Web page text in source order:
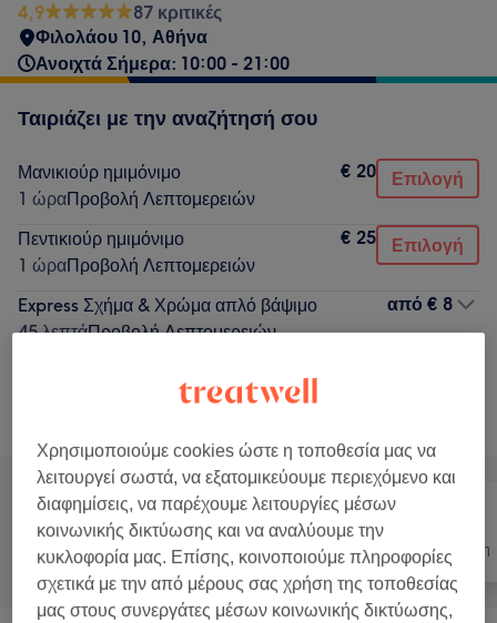
4,9
87 κριτικές
Φιλολάου 10, Αθήνα
Ανοιχτά Σήμερα: 10:00 - 21:00
Ταιριάζει με την αναζήτησή σου
Μανικιούρ ημιμόνιμο
1 ώραΠροβολή Λεπτομερειών
€ 20 Επιλογή
Πεντικιούρ ημιμόνιμο
1 ώραΠροβολή Λεπτομερειών
€ 25 Επιλογή
Express Σχήμα & Χρώμα απλό βάψιμο
45 λεπτάΠροβολή Λεπτομερειών
από € 8
Δεν ήταν αυτό που έψαχνες;
Όλα Νύχια Αποτρίχωση
Χρησιμοποιούμε cookies ώστε η τοποθεσία μας να
λειτουργεί σωστά, να εξατομικεύουμε περιεχόμενο και
διαφημίσεις, να παρέχουμε λειτουργίες μέσων
κοινωνικής δικτύωσης και να αναλύουμε την
κυκλοφορία μας. Επίσης, κοινοποιούμε πληροφορίες
σχετικά με την από μέρους σας χρήση της τοποθεσίας
μας στους συνεργάτες μέσων κοινωνικής δικτύωσης,